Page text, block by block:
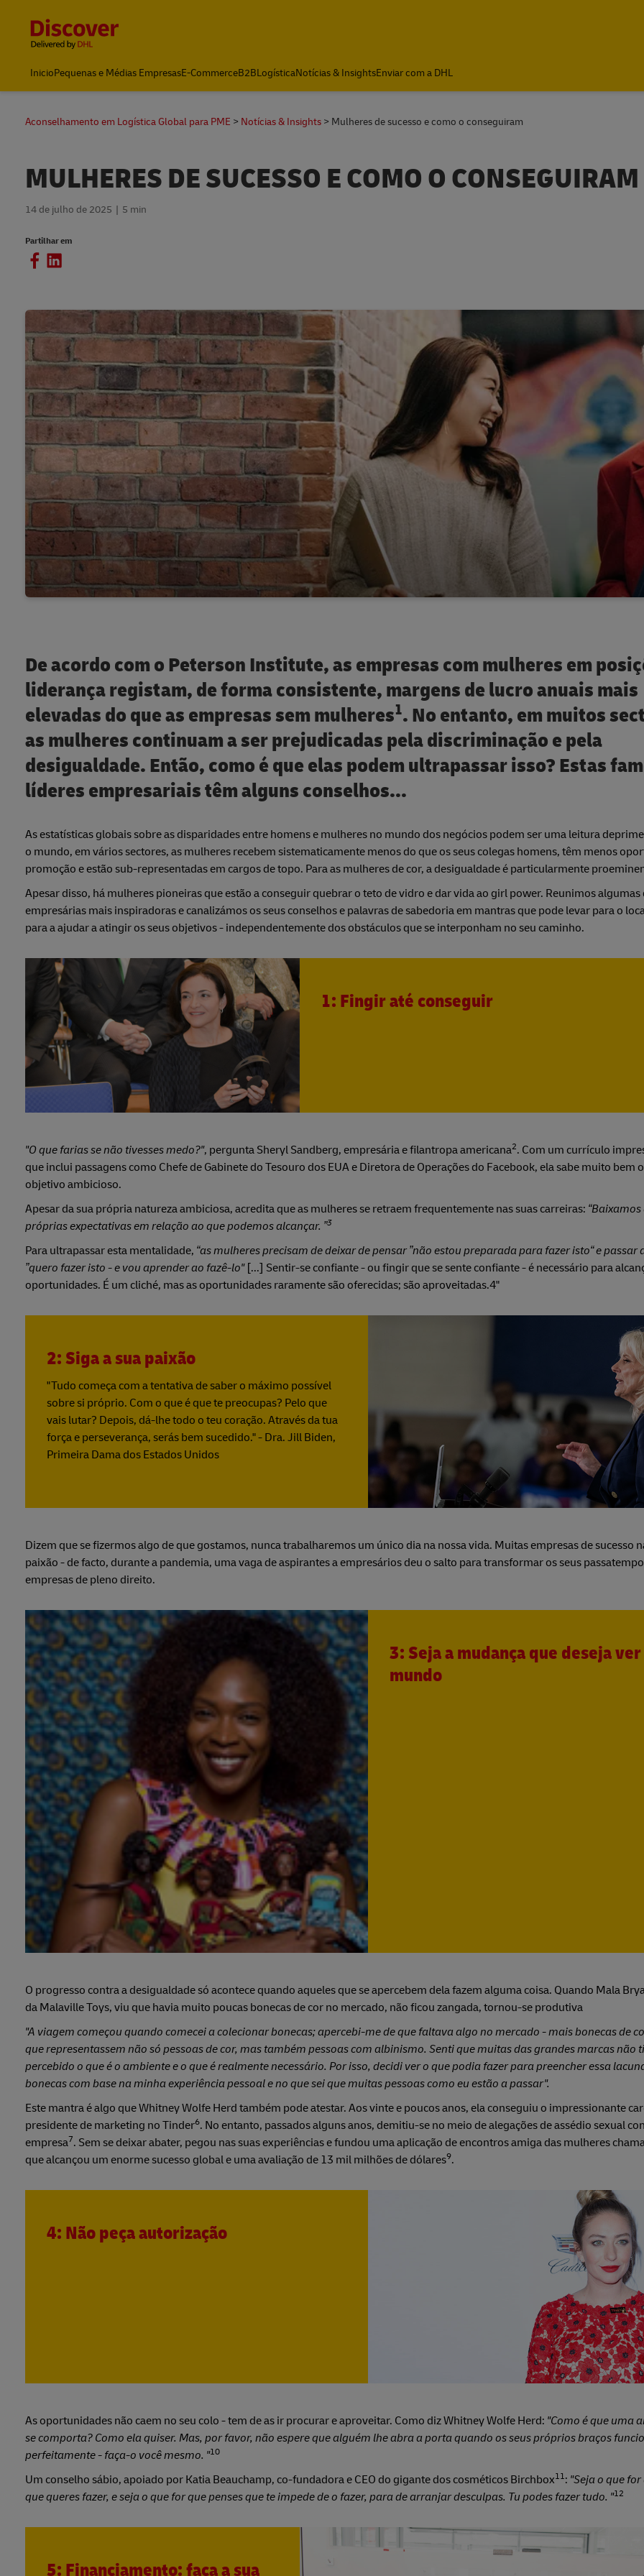
InicioPequenas e Médias EmpresasE-CommerceB2BLogísticaNotícias & InsightsEnviar com a DHL
Aconselhamento em Logística Global para PME Notícias & Insights Mulheres de sucesso e como o conseguiram
MULHERES DE SUCESSO E COMO O CONSEGUIRAM
14 de julho de 2025 5 min
Partilhar em
De acordo com o Peterson Institute, as empresas com mulheres em
liderança registam, de forma consistente, margens de lucro anuais mais
elevadas do que as empresas sem mulheres1. No entanto, em muitos
as mulheres continuam a ser prejudicadas pela discriminação e pela
desigualdade. Então, como é que elas podem ultrapassar isso? Estas
líderes empresariais têm alguns conselhos...
As estatísticas globais sobre as disparidades entre homens e mulheres no mundo dos negócios podem ser uma leitura
o mundo, em vários sectores, as mulheres recebem sistematicamente menos do que os seus colegas homens, têm menos
promoção e estão sub-representadas em cargos de topo. Para as mulheres de cor, a desigualdade é particularmente
Apesar disso, há mulheres pioneiras que estão a conseguir quebrar o teto de vidro e dar vida ao girl power. Reunimos algumas
empresárias mais inspiradoras e canalizámos os seus conselhos e palavras de sabedoria em mantras que pode levar para o
para a ajudar a atingir os seus objetivos - independentemente dos obstáculos que se interponham no seu caminho.
1: Fingir até conseguir
"O que farias se não tivesses medo?", pergunta Sheryl Sandberg, empresária e filantropa americana2. Com um currículo
que inclui passagens como Chefe de Gabinete do Tesouro dos EUA e Diretora de Operações do Facebook, ela sabe muito bem
objetivo ambicioso.
Apesar da sua própria natureza ambiciosa, acredita que as mulheres se retraem frequentemente nas suas carreiras:
próprias expectativas em relação ao que podemos alcançar. ”3
Para ultrapassar esta mentalidade, “as mulheres precisam de deixar de pensar ”não estou preparada para fazer isto“ e passar
”quero fazer isto - e vou aprender ao fazê-lo" [...] Sentir-se confiante - ou fingir que se sente confiante - é necessário para
oportunidades. É um cliché, mas as oportunidades raramente são oferecidas; são aproveitadas.4"
2: Siga a sua paixão
"Tudo começa com a tentativa de saber o máximo possível
sobre si próprio. Com o que é que te preocupas? Pelo que
vais lutar? Depois, dá-lhe todo o teu coração. Através da tua
força e perseverança, serás bem sucedido." - Dra. Jill Biden,
Primeira Dama dos Estados Unidos
Dizem que se fizermos algo de que gostamos, nunca trabalharemos um único dia na nossa vida. Muitas empresas de sucesso
paixão - de facto, durante a pandemia, uma vaga de aspirantes a empresários deu o salto para transformar os seus
empresas de pleno direito.
3: Seja a mudança que deseja
mundo
O progresso contra a desigualdade só acontece quando aqueles que se apercebem dela fazem alguma coisa. Quando Mala
da Malaville Toys, viu que havia muito poucas bonecas de cor no mercado, não ficou zangada, tornou-se produtiva
"A viagem começou quando comecei a colecionar bonecas; apercebi-me de que faltava algo no mercado - mais bonecas de
que representassem não só pessoas de cor, mas também pessoas com albinismo. Senti que muitas das grandes marcas não
percebido o que é o ambiente e o que é realmente necessário. Por isso, decidi ver o que podia fazer para preencher essa
bonecas com base na minha experiência pessoal e no que sei que muitas pessoas como eu estão a passar".
Este mantra é algo que Whitney Wolfe Herd também pode atestar. Aos vinte e poucos anos, ela conseguiu o impressionante
presidente de marketing no Tinder6. No entanto, passados alguns anos, demitiu-se no meio de alegações de assédio sexual
empresa7. Sem se deixar abater, pegou nas suas experiências e fundou uma aplicação de encontros amiga das mulheres
que alcançou um enorme sucesso global e uma avaliação de 13 mil milhões de dólares9.
4: Não peça autorização
As oportunidades não caem no seu colo - tem de as ir procurar e aproveitar. Como diz Whitney Wolfe Herd: "Como é que uma
se comporta? Como ela quiser. Mas, por favor, não espere que alguém lhe abra a porta quando os seus próprios braços
perfeitamente - faça-o você mesmo. "10
Um conselho sábio, apoiado por Katia Beauchamp, co-fundadora e CEO do gigante dos cosméticos Birchbox11: "Seja o que
que queres fazer, e seja o que for que penses que te impede de o fazer, para de arranjar desculpas. Tu podes fazer tudo. "12
5: Financiamento: faça a sua